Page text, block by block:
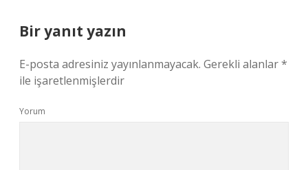
Bir yanıt yazın
E-posta adresiniz yayınlanmayacak. Gerekli alanlar*
ile işaretlenmişlerdir
Yorum